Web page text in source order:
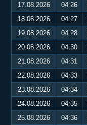
17.08.2026
04:26
18.08.2026
04:27
19.08.2026
04:28
20.08.2026
04:30
21.08.2026
04:31
22.08.2026
04:33
23.08.2026
04:34
24.08.2026
04:35
25.08.2026
04:36